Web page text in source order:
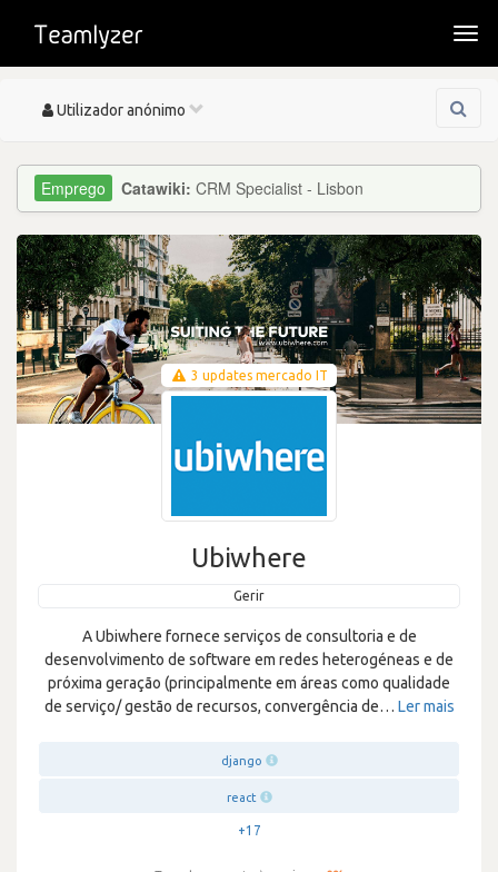
Toggle
Utilizador anónimo
Catawiki: CRM Specialist - Lisbon
3 updates mercado IT
Ubiwhere
Gerir
A Ubiwhere fornece serviços de consultoria e de
desenvolvimento de software em redes heterogéneas e de
próxima geração (principalmente em áreas como qualidade
de serviço/ gestão de recursos, convergência de… Ler mais
django
react
+17